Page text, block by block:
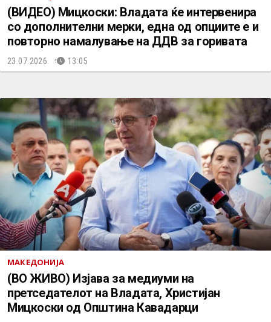
(ВИДЕО) Мицкоски: Владата ќе интервенира
со дополнителни мерки, една од опциите е и
повторно намалување на ДДВ за горивата
23.07.2026. 13:05
МАКЕДОНИЈА
(ВО ЖИВО) Изјава за медиуми на
претседателот на Владата, Христијан
Мицкоски од Општина Кавадарци